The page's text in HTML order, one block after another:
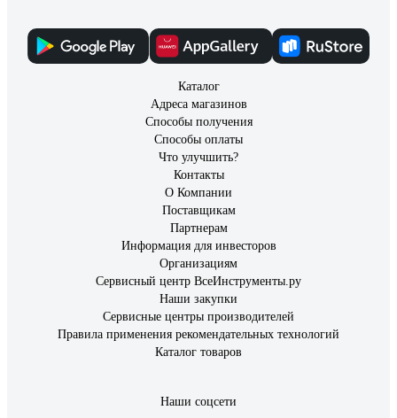
Каталог
Адреса магазинов
Способы получения
Способы оплаты
Что улучшить?
Контакты
О Компании
Поставщикам
Партнерам
Информация для инвесторов
Организациям
Сервисный центр ВсеИнструменты.ру
Наши закупки
Сервисные центры производителей
Правила применения рекомендательных технологий
Каталог товаров
Наши соцсети